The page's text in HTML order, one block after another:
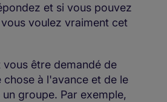
et si vous pouvez
voulez vraiment cet
vous être demandé de
à l'avance et de le
groupe. Par exemple,